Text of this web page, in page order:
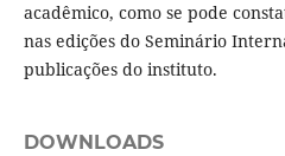
acadêmico, como se pode
nas edições do Seminário
publicações do instituto.
DOWNLOADS